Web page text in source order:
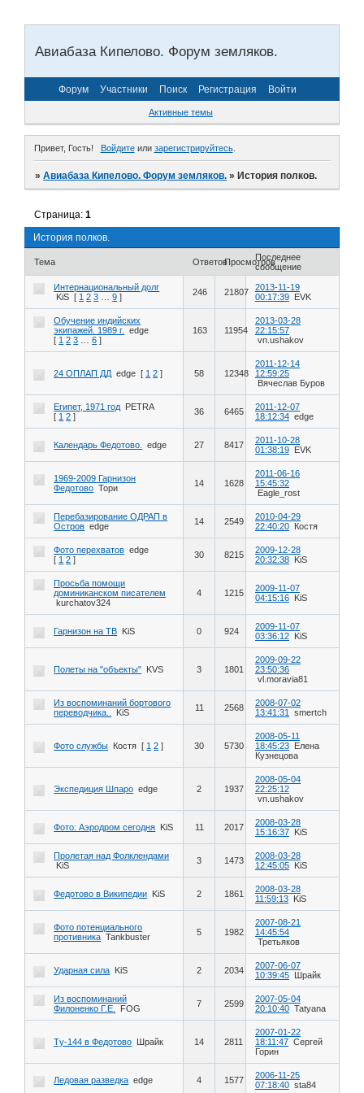
Авиабаза Кипелово. Форум земляков.
Форум Участники Поиск Регистрация Войти
Активные темы
Привет, Гость! Войдитеили зарегистрируйтесь.
»Авиабаза Кипелово. Форум земляков. »История полков.
История полков.
Страница:1
Тема ОтветовПросмотровПоследнее
сообщение
Интернациональный долг
KiS [ 1 2 3 9 ] 246 21807
2013-11-19
00:17:39
EVK
Обучение индийских
экипажей. 1989 г.
edge
[ 1 2 3 6 ]
163 11954
2013-03-28
22:15:57
vn.ushakov
24 ОПЛАП ДД edge [ 1 2 ] 58 12348
2011-12-14
12:59:25
Вячеслав Буров
Египет, 1971 год
PETRA
[ 1 2 ] 36 6465
2011-12-07
18:12:34 edge
Календарь Федотово. edge 27 8417
2011-10-28
01:38:19
EVK
1969-2009 Гарнизон
Федотово Тори 14 1628
2011-06-16
15:45:32
Eagle_rost
Перебазирование ОДРАП в
Остров edge 14 2549
2010-04-29
22:40:20
Костя
Фото перехватов edge
[ 1 2 ] 30 8215
2009-12-28
20:32:38
KiS
Просьба помощи
доминиканском писателем
kurchatov324
4 1215
2009-11-07
04:15:16
KiS
Гарнизон на ТВ KiS 0 924
2009-11-07
03:36:12
KiS
Полеты на "объекты" KVS 3 1801
2009-09-22
23:50:36
vl.moravia81
Из воспоминаний бортового
переводчика..
KiS 11 2568
2008-07-02
13:41:31
smertch
Фото службы Костя [ 1 2 ] 30 5730
2008-05-11
18:45:23
Елена
Кузнецова
Экспедиция Шпаро edge 2 1937
2008-05-04
22:25:12
vn.ushakov
Фото: Аэродром сегодня KiS 11 2017
2008-03-28
15:16:37
KiS
Пролетая над Фолклендами
KiS
3 1473
2008-03-28
12:45:05
KiS
Федотово в Википедии KiS 2 1861
2008-03-28
11:59:13
KiS
Фото потенциального
противника Tankbuster 5 1982
2007-08-21
14:45:54
Третьяков
Ударная сила KiS 2 2034
2007-06-07
10:39:45
Шрайк
Из воспоминаний
Филоненко Г.Е.
FOG 7 2599
2007-05-04
20:10:40 Tatyana
Tу-144 в Федотово Шрайк 14 2811
2007-01-22
18:11:47 Сергей
Горин
Ледовая разведка edge 4 1577
2006-11-25
07:18:40 sta84